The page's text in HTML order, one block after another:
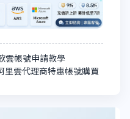
雲帳號申請教學
里雲代理商特惠帳號購買